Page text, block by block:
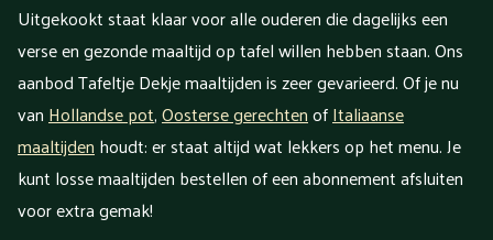
Uitgekookt staat klaar voor alle ouderen die dagelijks een
verse en gezonde maaltijd op tafel willen hebben staan. Ons
aanbod Tafeltje Dekje maaltijden is zeer gevarieerd. Of je nu
vanHollandse pot,Oosterse gerechtenofItaliaanse
maaltijdenhoudt: er staat altijd wat lekkers op het menu. Je
kunt losse maaltijden bestellen of een abonnement afsluiten
voor extra gemak!